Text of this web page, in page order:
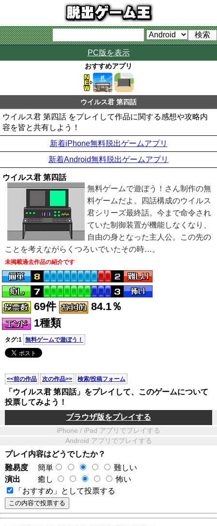
PC版を表示
おすすめアプリ
ウイルス君 第四話
ウイルス君 第四話 をプレイして作品に関する感想や攻略内
容を皆と共有しよう！
新着iPhone無料脱出ゲームアプリ
新着Android無料脱出ゲームアプリ
ウイルス君 第四話
無料ゲームで遊ぼう！さん制作の無
料ゲームだよ。四話構成のウイルス
君シリーズ最終話。今まで命令され
ていた制御装置が機能しなくなり、
自由の身となった主人公。この先の
ことを考えながらくつろいでいたその時…。
未掲載過去作品の紹介です
69件
84.1％
1種類
タグ:1 無料ゲームで遊ぼう！
<<前の作品 次の作品>> 検索/投稿フォーム
「ウイルス君 第四話」をプレイして、このゲームについて
投票してみよう！
ブラウザ版をプレイする
iPhone / iPad アプリでプレイする
Android アプリでプレイする
プレイ内容はどうでしたか？
難易度
簡単
難しい
演出
癒し
怖い
「おすすめ」として投票する